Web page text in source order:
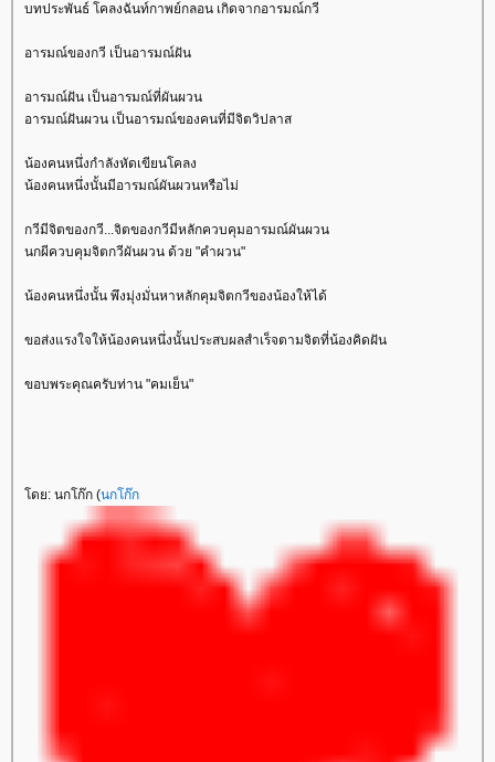
บทประพันธ์ โคลงฉันท์กาพย์กลอน เกิดจากอารมณ์กวี
อารมณ์ของกวี เป็นอารมณ์ฝัน
อารมณ์ฝัน เป็นอารมณ์ที่ผันผวน
อารมณ์ฝันผวน เป็นอารมณ์ของคนที่มีจิตวิปลาส
น้องคนหนึ่งกำลังหัดเขียนโคลง
น้องคนหนึ่งนั้นมีอารมณ์ผันผวนหรือไม่
กวีมีจิตของกวี...จิตของกวีมีหลักควบคุมอารมณ์ผันผวน
นกผีควบคุมจิตกวีผันผวน ด้วย "คำผวน"
น้องคนหนึ่งนั้น พึงมุ่งมั่นหาหลักคุมจิตกวีของน้องให้ได้
ขอส่งแรงใจให้น้องคนหนึ่งนั้นประสบผลสำเร็จตามจิตที่น้องคิดฝัน
ขอบพระคุณครับท่าน "คมเย็น"
ดย: นกโก๊ก (นกโก๊ก